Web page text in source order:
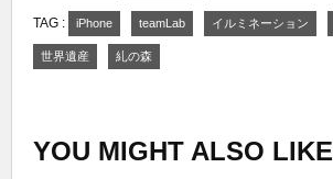
TAG : iPhone teamLab イルミネーション
世界遺産 糺の森
YOU MIGHT ALSO LIKE